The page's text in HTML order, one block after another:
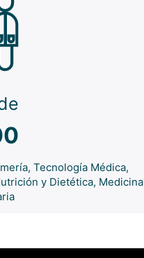
Tecnología Médica,
y Dietética, Medicina